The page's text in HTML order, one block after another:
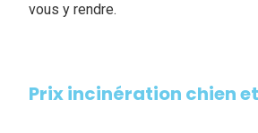
vous y rendre.
Prix incinération chien